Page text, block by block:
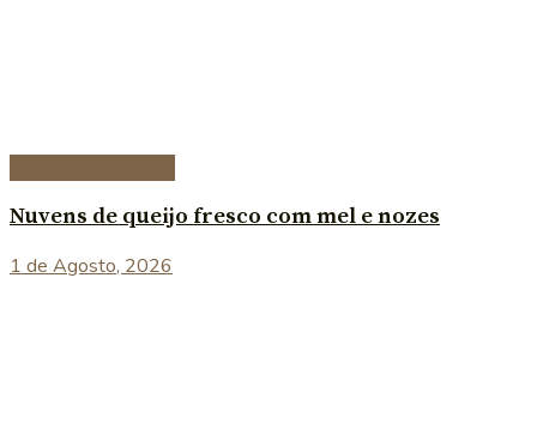
Nuvens de queijo fresco com mel e nozes
1 de Agosto, 2026